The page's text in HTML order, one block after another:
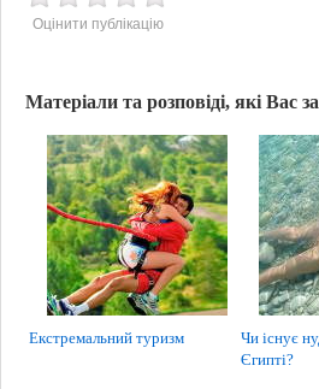
Оцінити публікацію
Матеріали та розповіді, які Вас
Екстремальний туризм
Чи існує
Єгипті?